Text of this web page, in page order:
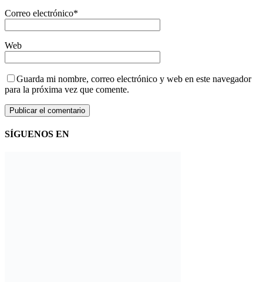
Correo electrónico*
Web
Guarda mi nombre, correo electrónico y web en este navegador
para la próxima vez que comente.
SÍGUENOS EN